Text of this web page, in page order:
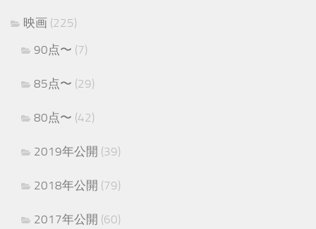
映画 (225)
90点〜 (7)
85点〜 (29)
80点〜 (42)
2019年公開 (39)
2018年公開 (79)
2017年公開 (60)